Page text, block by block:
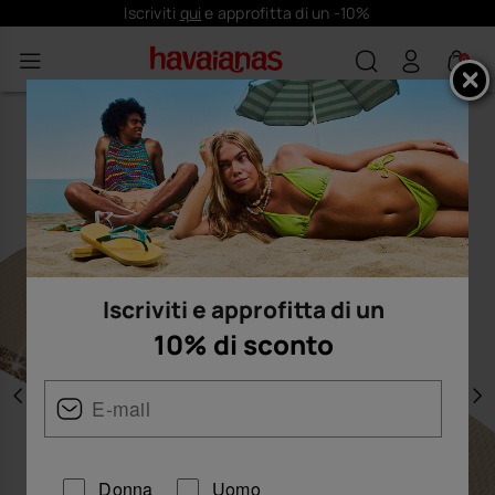
Iscriviti qui e approfitta di un -10%
0
Precedente
Iscriviti e approfitta di un
10% di sconto
Donna Uomo